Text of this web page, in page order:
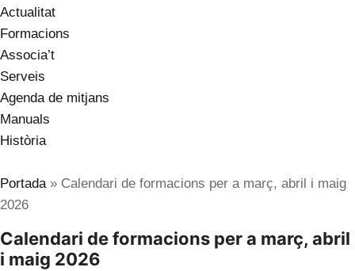
Actualitat
Formacions
Associa’t
Serveis
Agenda de mitjans
Manuals
Història
Portada» Calendari de formacions per a març, abril i maig
2026
Calendari de formacions per a març, abril
i maig 2026